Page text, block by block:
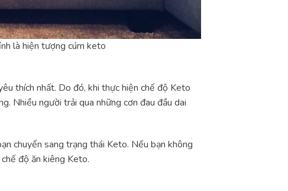
là hiện tượng cúm keto
thích nhất. Do đó, khi thực hiện chế độ Keto
Nhiều người trải qua những cơn đau đầu dai
chuyển sang trạng thái Keto. Nếu bạn không
độ ăn kiêng Keto.